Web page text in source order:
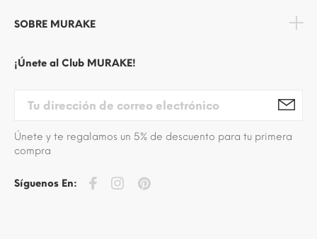
SOBRE MURAKE
¡Únete al Club MURAKE!
Únete y te regalamos un 5% de descuento para tu primera
compra
Síguenos En: